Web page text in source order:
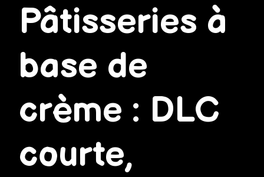
Pâtisseries à
base de
crème : DLC
courte,